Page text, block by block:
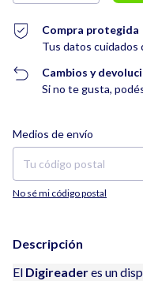
Compra protegida
Tus datos cuidados
Cambios y
Si no te gusta,
Entregas para el CP:
Medios de envío
No sé mi código postal
Descripción
El Digireaderes un